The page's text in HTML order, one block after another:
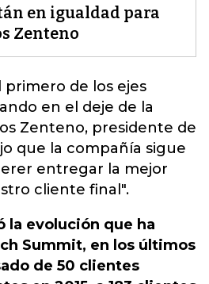
en igualdad para
Zenteno
de los ejes
en el deje de la
Zenteno, presidente de
que la compañía sigue
entregar la mejor
cliente final".
la evolución que ha
Summit, en los últimos
de 50 clientes